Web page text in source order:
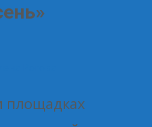
площадках